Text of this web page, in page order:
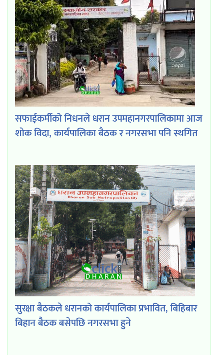
सफाईकर्मीको निधनले धरान उपमहानगरपालिकामा आज
शोक विदा, कार्यपालिका बैठक र नगरसभा पनि स्थगित
सुरक्षा बैठकले धरानको कार्यपालिका प्रभावित, बिहिबार
बिहान बैठक बसेपछि नगरसभा हुने